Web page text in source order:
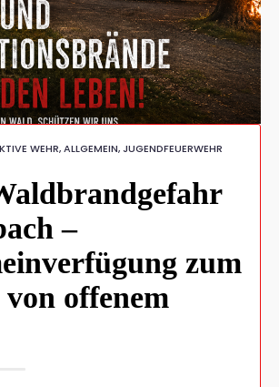
WEHR,ALLGEMEIN,JUGENDFEUERWEHR
–
zum
offenem